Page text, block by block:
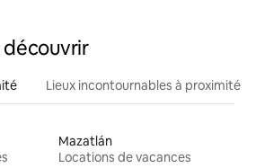
découvrir
Lieux incontournables à proximité
Mazatlán
Locations de vacances